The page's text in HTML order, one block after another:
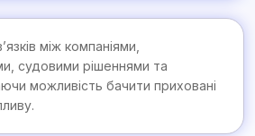
між компаніями,
судовими рішеннями та
можливість бачити приховані